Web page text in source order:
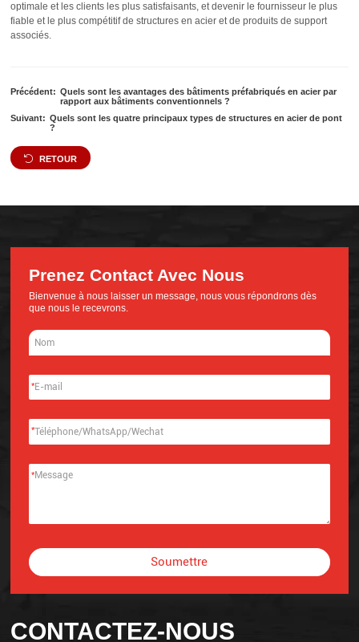
optimale et les clients les plus satisfaisants, et devenir le fournisseur le plus
fiable et le plus compétitif de structures en acier et de produits de support
associés.
Précédent: Quels sont les avantages des bâtiments préfabriqués en acier par
rapport aux bâtiments conventionnels ?
Suivant: Quels sont les quatre principaux types de structures en acier de pont
?
RETOUR
CONTACTEZ-NOUS
Prenez Contact Avec Nous
Bienvenue à nous laisser un message, nous vous répondrons dès
que nous le recevrons.
*
*
*
Soumettre